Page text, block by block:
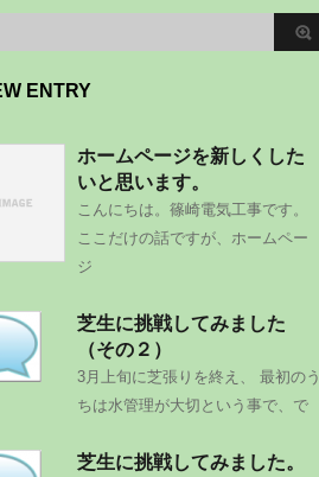
ENTRY
ホームページを新しくした
いと思います。
こんにちは。篠崎電気工事です。
ここだけの話ですが、ホームペー
ジ
芝生に挑戦してみました
（その２）
3月上旬に芝張りを終え、 最初のう
ちは水管理が大切という事で、で
芝生に挑戦してみました。